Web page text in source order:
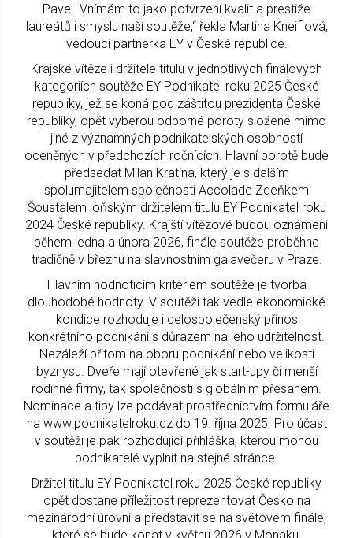
Pavel. Vnímám to jako potvrzení kvalit a prestiže
laureátů i smyslu naší soutěže,“ řekla Martina Kneiflová,
vedoucí partnerka EY v České republice.
Krajské vítěze i držitele titulu v jednotlivých finálových
kategoriích soutěže EY Podnikatel roku 2025 České
republiky, jež se koná pod záštitou prezidenta České
republiky, opět vyberou odborné poroty složené mimo
jiné z významných podnikatelských osobností
oceněných v předchozích ročnících. Hlavní porotě bude
předsedat Milan Kratina, který je s dalším
spolumajitelem společnosti Accolade Zdeňkem
Šoustalem loňským držitelem titulu EY Podnikatel roku
2024 České republiky. Krajští vítězové budou oznámeni
během ledna a února 2026, finále soutěže proběhne
tradičně v březnu na slavnostním galavečeru v Praze.
Hlavním hodnoticím kritériem soutěže je tvorba
dlouhodobé hodnoty. V soutěži tak vedle ekonomické
kondice rozhoduje i celospolečenský přínos
konkrétního podnikání s důrazem na jeho udržitelnost.
Nezáleží přitom na oboru podnikání nebo velikosti
byznysu. Dveře mají otevřené jak start-upy či menší
rodinné firmy, tak společnosti s globálním přesahem.
Nominace a tipy lze podávat prostřednictvím formuláře
na www.podnikatelroku.cz do 19. října 2025. Pro účast
v soutěži je pak rozhodující přihláška, kterou mohou
podnikatelé vyplnit na stejné stránce.
Držitel titulu EY Podnikatel roku 2025 České republiky
opět dostane příležitost reprezentovat Česko na
mezinárodní úrovni a představit se na světovém finále,
které se bude konat v květnu 2026 v Monaku.